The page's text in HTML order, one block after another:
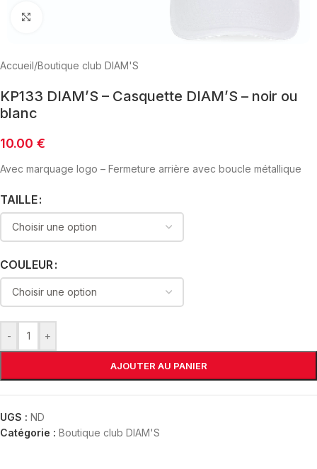
Accueil/Boutique club DIAM'S
KP133 DIAM’S – Casquette DIAM’S – noir ou
blanc
10.00 €
Avec marquage logo – Fermeture arrière avec boucle métallique
TAILLE
COULEUR
- +
AJOUTER AU PANIER
UGS : ND
Catégorie : Boutique club DIAM'S